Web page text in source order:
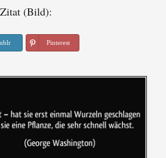
Zitat (Bild):
Pinterest